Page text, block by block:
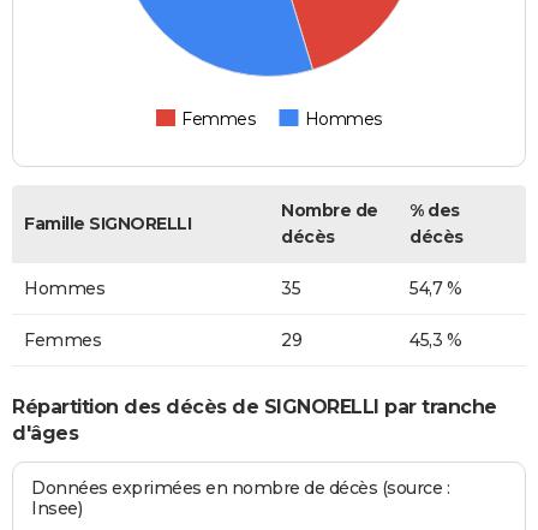
Femmes Hommes
Famille SIGNORELLI
Nombre de
décès
% des
décès
Hommes 35 54,7 %
Femmes 29 45,3 %
Répartition des décès de SIGNORELLI par tranche
d'âges
Données exprimées en nombre de décès (source :
Insee)